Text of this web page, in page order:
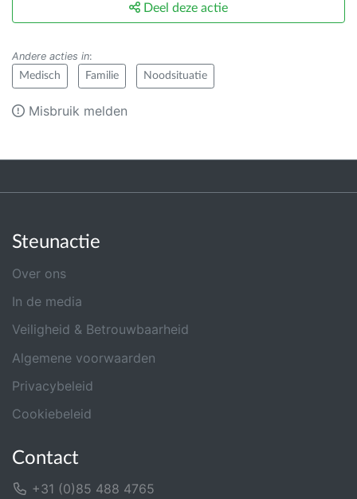
Deel deze actie
Andere acties in:
Medisch Familie Noodsituatie
Misbruik melden
Steunactie
Over ons
In de media
Veiligheid & Betrouwbaarheid
Algemene voorwaarden
Privacybeleid
Cookiebeleid
Contact
+31 (0)85 488 4765